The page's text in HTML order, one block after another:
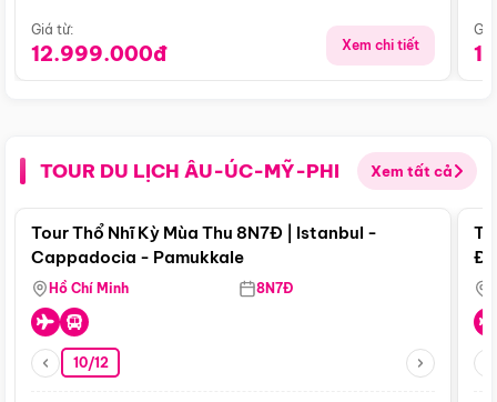
Giá từ:
12.999.000đ Xem chi tiết
TOUR DU LỊCH ÂU-ÚC-MỸ-PHI Xem tất cả
Điểm nổi bật
Tour Thổ Nhĩ Kỳ Mùa Thu 8N7Đ | Istanbul -
Cappadocia - Pamukkale
Hồ Chí Minh 8N7Đ
10/12